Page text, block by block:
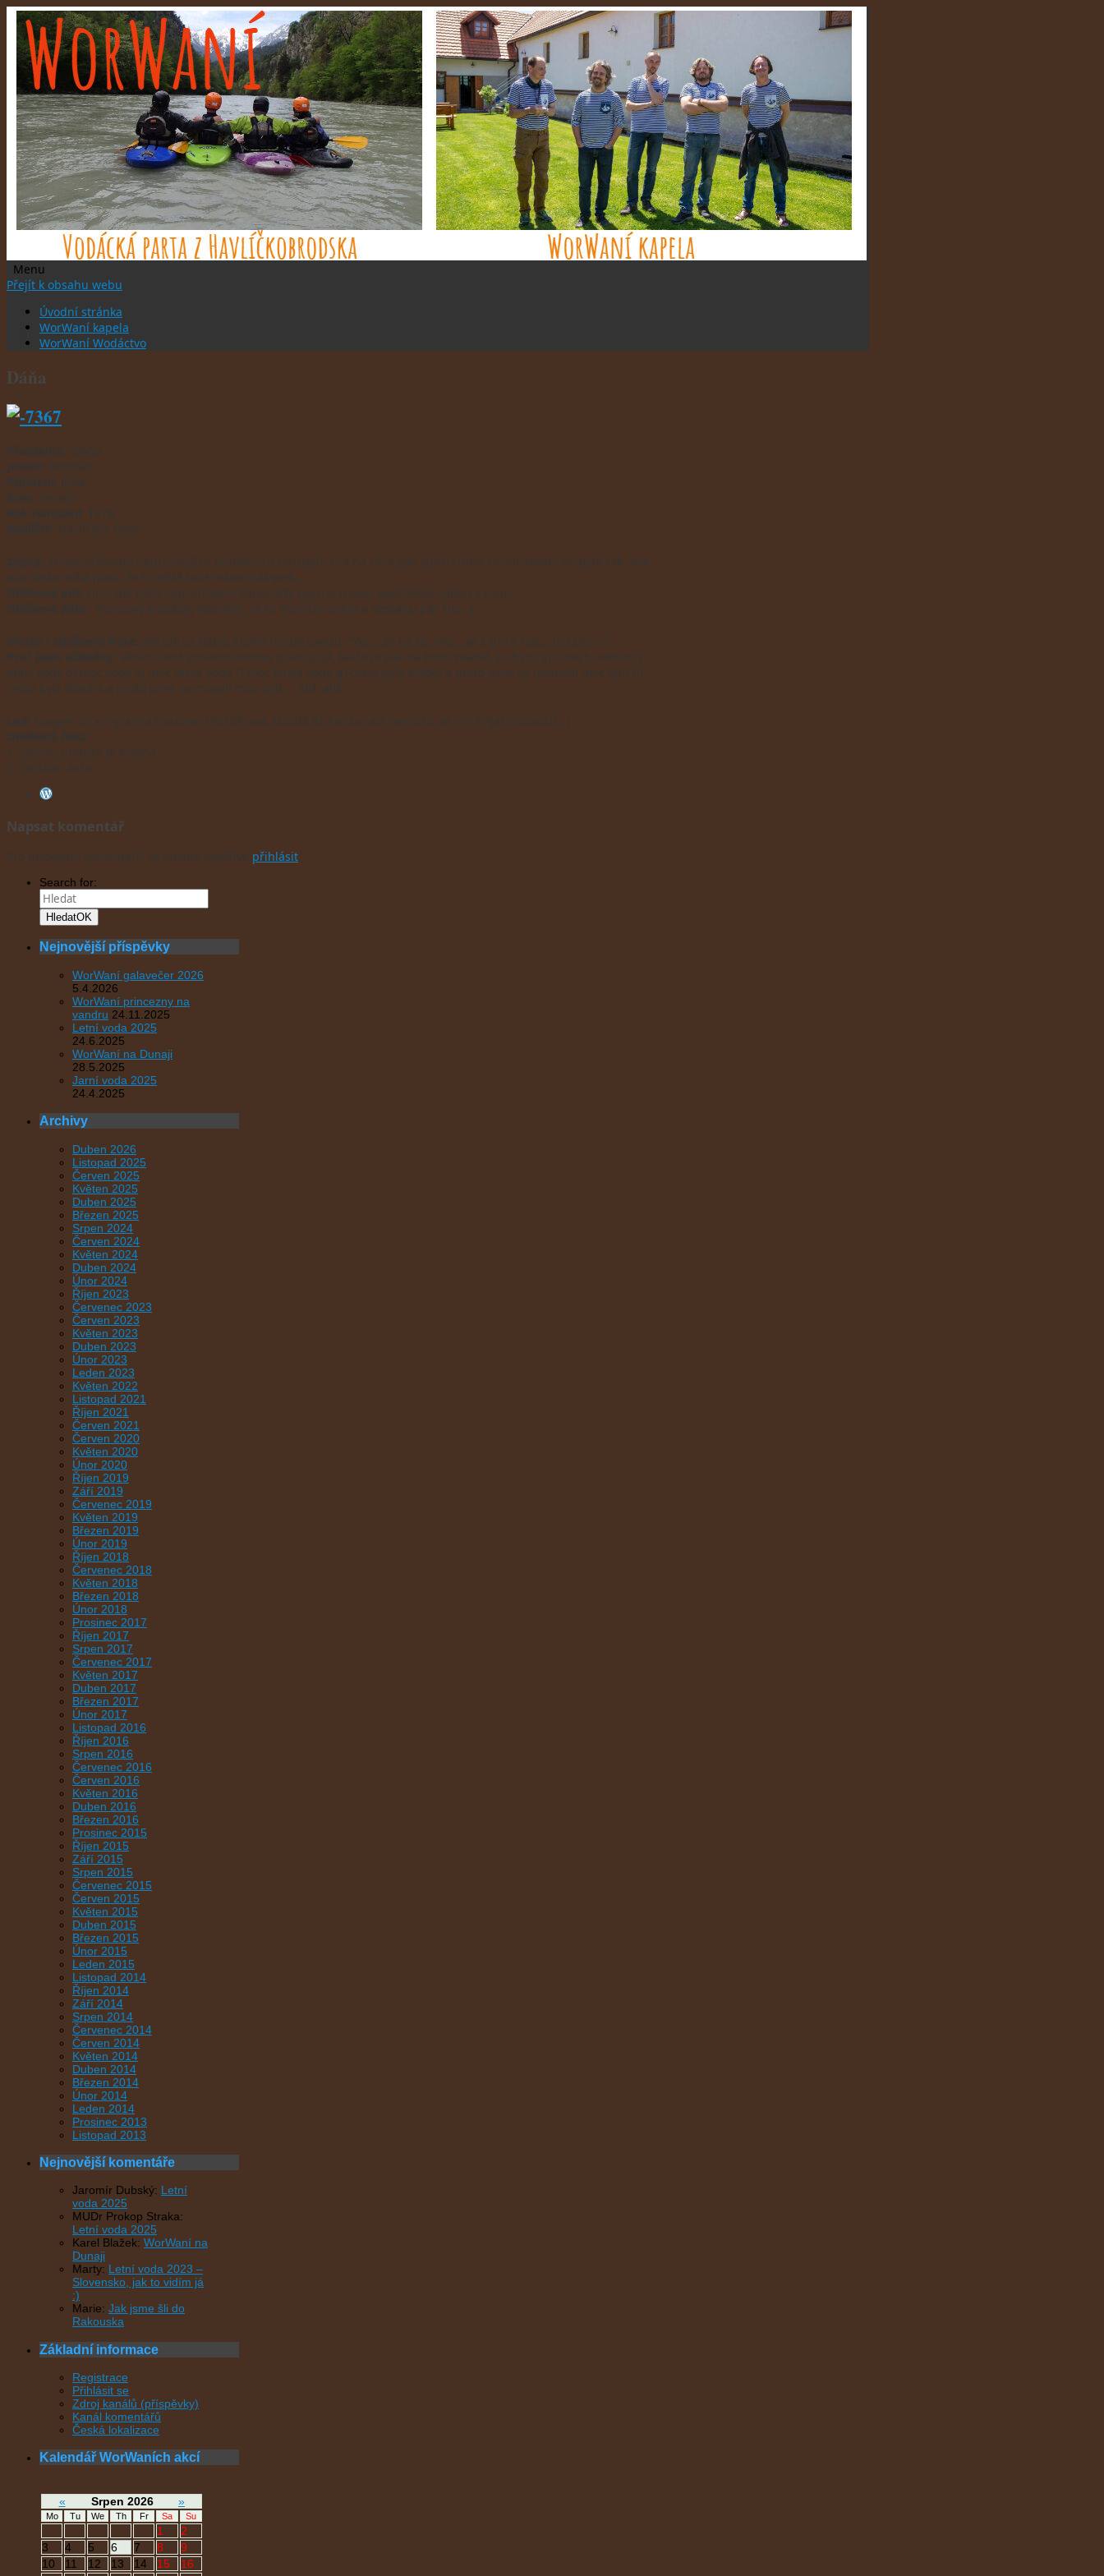
Menu
Přejít k obsahu webu
Úvodní stránka
WorWaní kapela
WorWaní Wodáctvo
Dáňa
Napsat komentář
přihlásit
Search for:
HledatOK
Nejnovější příspěvky
WorWaní galavečer 2026
5.4.2026
WorWaní princezny na
vandru 24.11.2025
Letní voda 2025
24.6.2025
WorWaní na Dunaji
28.5.2025
Jarní voda 2025
24.4.2025
Archivy
Duben 2026
Listopad 2025
Červen 2025
Květen 2025
Duben 2025
Březen 2025
Srpen 2024
Červen 2024
Květen 2024
Duben 2024
Únor 2024
Říjen 2023
Červenec 2023
Červen 2023
Květen 2023
Duben 2023
Únor 2023
Leden 2023
Květen 2022
Listopad 2021
Říjen 2021
Červen 2021
Červen 2020
Květen 2020
Únor 2020
Říjen 2019
Září 2019
Červenec 2019
Květen 2019
Březen 2019
Únor 2019
Říjen 2018
Červenec 2018
Květen 2018
Březen 2018
Únor 2018
Prosinec 2017
Říjen 2017
Srpen 2017
Červenec 2017
Květen 2017
Duben 2017
Březen 2017
Únor 2017
Listopad 2016
Říjen 2016
Srpen 2016
Červenec 2016
Červen 2016
Květen 2016
Duben 2016
Březen 2016
Prosinec 2015
Říjen 2015
Září 2015
Srpen 2015
Červenec 2015
Červen 2015
Květen 2015
Duben 2015
Březen 2015
Únor 2015
Leden 2015
Listopad 2014
Říjen 2014
Září 2014
Srpen 2014
Červenec 2014
Červen 2014
Květen 2014
Duben 2014
Březen 2014
Únor 2014
Leden 2014
Prosinec 2013
Listopad 2013
Nejnovější komentáře
Jaromír Dubský: Letní
voda 2025
MUDr Prokop Straka:
Letní voda 2025
Karel Blažek: WorWaní na
Dunaji
Marty: Letní voda 2023 –
Slovensko, jak to vidím já
:)
Marie: Jak jsme šli do
Rakouska
Základní informace
Registrace
Přihlásit se
Zdroj kanálů (příspěvky)
Kanál komentářů
Česká lokalizace
Kalendář WorWaních akcí
« Srpen 2026 »
Mo Tu We Th Fr Sa Su
1
2
3
4 5 6 7 8
9
10
11 12 13 14 15
16